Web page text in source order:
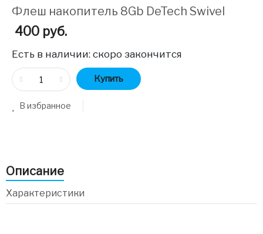
Флеш накопитель 8Gb DeTech Swivel
400 руб.
Есть в наличии: скоро закончится
Купить
В избранное
Описание
Характеристики